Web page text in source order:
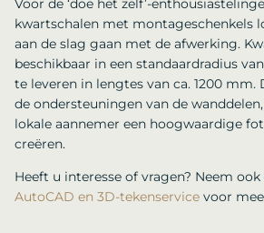
Voor de ‘doe het zelf’-
kwartschalen met montageschenkels
aan de slag gaan met de afwerking.
beschikbaar in een standaardradius
te leveren in lengtes van ca. 1200
de ondersteuningen van de
lokale aannemer een hoogwaardige
creëren.
Heeft u interesse of vragen? Neem
AutoCAD en 3D-tekenservice voor